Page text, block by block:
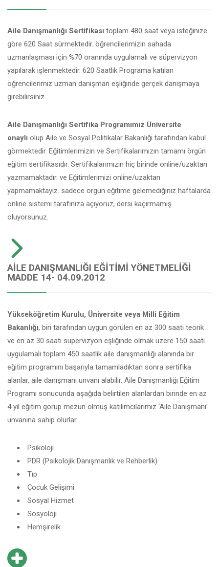
Aile Danışmanlığı Sertifikası toplam 480 saat veya isteğinize
göre 620 Saat sürmektedir. öğrencilerimizin sahada
uzmanlaşması için %70 oranında uygulamalı ve süpervizyon
yapılarak işlenmektedir. 620 Saatlik Programa katılan
öğrencilerimiz uzman danışman eşliğinde gerçek danışmaya
girebilirsiniz.
Aile Danışmanlığı Sertifika Programımız Üniversite
onaylı olup Aile ve Sosyal Politikalar Bakanlığı tarafından kabul
görmektedir. Eğitimlerimizin ve Sertifikalarımızın tamamı örgün
eğitim sertifikasıdır. Sertifikalarımızın hiç birinde online/uzaktan
yazmamaktadır. ve Eğitimlerimizi online/uzaktan
yapmamaktayız. sadece örgün eğitime gelemediğiniz haftalarda
online sistemi tarafınıza açıyoruz, dersi kaçırmamış
oluyorsunuz.
AILE DANIŞMANLIĞI EĞITIMI YÖNETMELIĞI
MADDE 14- 04.09.2012
Yükseköğretim Kurulu, Üniversite veya Milli Eğitim
Bakanlığı, biri tarafından uygun görülen en az 300 saati teorik
ve en az 30 saati süpervizyon eşliğinde olmak üzere 150 saati
uygulamalı toplam 450 saatlik aile danışmanlığı alanında bir
eğitim programını başarıyla tamamladıktan sonra sertifika
alanlar, aile danışmanı unvanı alabilir. Aile Danışmanlığı Eğitim
Programı sonucunda aşağıda belirtilen alanlardan birinde en az
4 yıl eğitim görüp mezun olmuş katılımcılarımız ‘Aile Danışmanı’
unvanına sahip olurlar.
Psikoloji
PDR (Psikolojik Danışmanlık ve Rehberlik)
Tıp
Çocuk Gelişimi
Sosyal Hizmet
Sosyoloji
Hemşirelik